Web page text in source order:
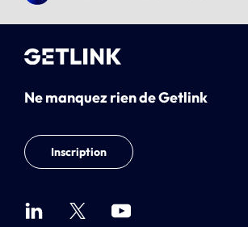
Ne manquez rien de Getlink
Inscription